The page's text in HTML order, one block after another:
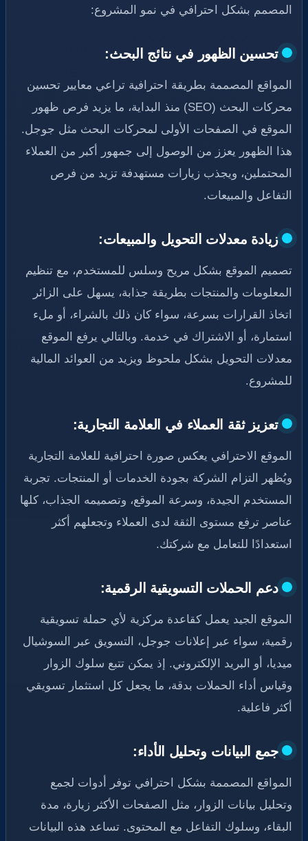
المصمم بشكل احترافي في نمو المشروع:
تحسين الظهور في نتائج البحث:
المواقع المصممة بطريقة احترافية تراعي معايير تحسين
محركات البحث (SEO) منذ البداية، ما يزيد فرص ظهور
الموقع في الصفحات الأولى لمحركات البحث مثل جوجل.
هذا الظهور يعزز من الوصول إلى جمهور أكبر من العملاء
المحتملين، ويجذب زيارات مستهدفة تزيد من فرص
التفاعل والمبيعات.
زيادة معدلات التحويل والمبيعات:
تصميم الموقع بشكل مريح وسلس للمستخدم، مع تنظيم
المعلومات والمنتجات بطريقة جذابة، يسهل على الزائر
اتخاذ القرارات بسرعة، سواء كان ذلك بالشراء، أو ملء
استمارة، أو الاشتراك في خدمة. وبالتالي يرفع الموقع
معدلات التحويل بشكل ملحوظ ويزيد من العوائد المالية
للمشروع.
تعزيز ثقة العملاء في العلامة التجارية:
الموقع الاحترافي يعكس صورة احترافية للعلامة التجارية
ويُظهر التزام الشركة بجودة الخدمات أو المنتجات. تجربة
المستخدم الجيدة، وسرعة الموقع، وتصميمه الجذاب، كلها
عناصر ترفع مستوى الثقة لدى العملاء وتجعلهم أكثر
استعدادًا للتعامل مع شركتك.
دعم الحملات التسويقية الرقمية:
الموقع الجيد يعمل كقاعدة مركزية لأي حملة تسويقية
رقمية، سواء عبر إعلانات جوجل، التسويق عبر السوشيال
ميديا، أو البريد الإلكتروني. إذ يمكن تتبع سلوك الزوار
وقياس أداء الحملات بدقة، ما يجعل كل استثمار تسويقي
أكثر فاعلية.
جمع البيانات وتحليل الأداء:
المواقع المصممة بشكل احترافي توفر أدوات لجمع
وتحليل بيانات الزوار، مثل الصفحات الأكثر زيارة، مدة
البقاء، وسلوك التفاعل مع المحتوى. تساعد هذه البيانات